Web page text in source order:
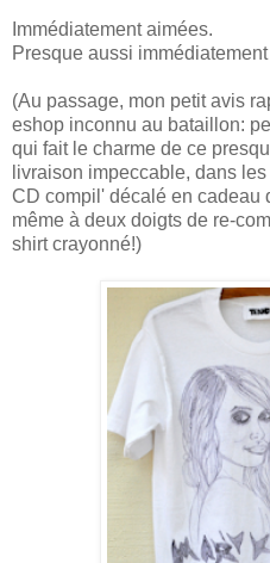
Immédiatement aimées.
Presque aussi
(Au passage, mon petit avis
eshop inconnu au bataillon:
qui fait le charme de ce
livraison impeccable, dans
CD compil' décalé en cadeau
même à deux doigts de re-
shirt crayonné!)